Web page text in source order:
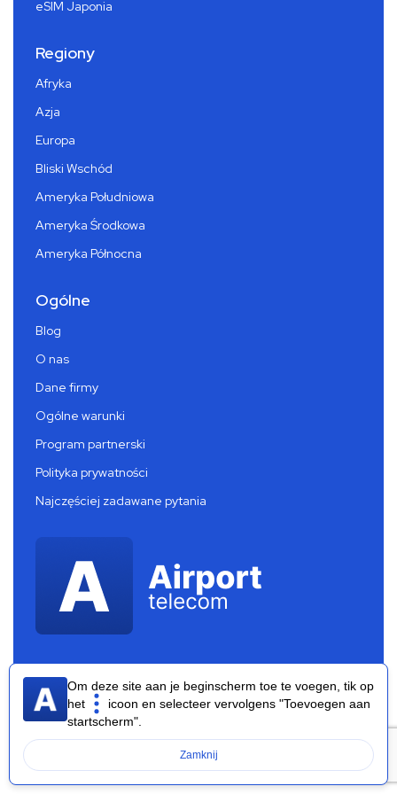
eSIM Japonia
Regiony
Afryka
Azja
Europa
Bliski Wschód
Ameryka Południowa
Ameryka Środkowa
Ameryka Północna
Ogólne
Blog
O nas
Dane firmy
Ogólne warunki
Program partnerski
Polityka prywatności
Najczęściej zadawane pytania
Airport Telecom 2026 ®
Om deze site aan je beginscherm toe te voegen, tik op
het
icoon en selecteer vervolgens "Toevoegen aan
startscherm".
Zamknij